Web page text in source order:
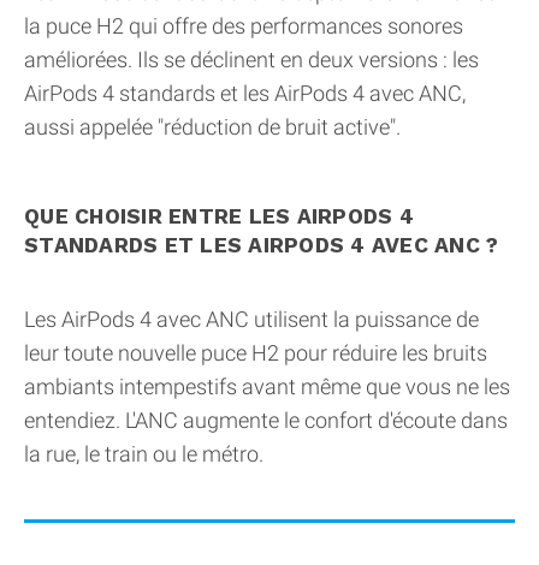
la puce H2 qui offre des performances sonores
améliorées. Ils se déclinent en deux versions : les
AirPods 4 standards et les AirPods 4 avec ANC,
aussi appelée "réduction de bruit active".
QUE CHOISIR ENTRE LES AIRPODS 4
STANDARDS ET LES AIRPODS 4 AVEC ANC ?
Les AirPods 4 avec ANC utilisent la puissance de
leur toute nouvelle puce H2 pour réduire les bruits
ambiants intempestifs avant même que vous ne les
entendiez. L'ANC augmente le confort d'écoute dans
la rue, le train ou le métro.